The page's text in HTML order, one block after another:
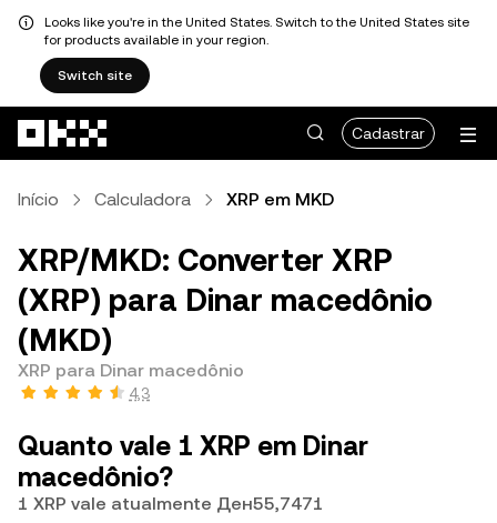
Looks like you're in the United States. Switch to the United States site
for products available in your region.
Switch site
Cadastrar
Início Calculadora XRP em MKD
XRP/MKD: Converter XRP
(XRP) para Dinar macedônio
(MKD)
XRP para Dinar macedônio
4,3
Quanto vale 1 XRP em Dinar
macedônio?
1 XRP vale atualmente Ден55,7471